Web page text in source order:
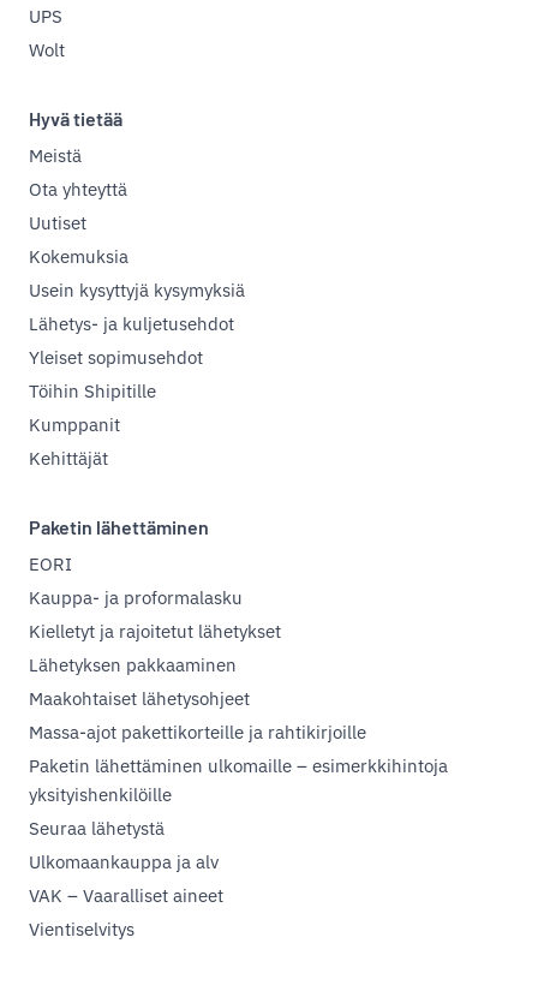
UPS
Wolt
Hyvä tietää
Meistä
Ota yhteyttä
Uutiset
Kokemuksia
Usein kysyttyjä kysymyksiä
Lähetys- ja kuljetusehdot
Yleiset sopimusehdot
Töihin Shipitille
Kumppanit
Kehittäjät
Paketin lähettäminen
EORI
Kauppa- ja proformalasku
Kielletyt ja rajoitetut lähetykset
Lähetyksen pakkaaminen
Maakohtaiset lähetysohjeet
Massa-ajot pakettikorteille ja rahtikirjoille
Paketin lähettäminen ulkomaille – esimerkkihintoja
yksityishenkilöille
Seuraa lähetystä
Ulkomaankauppa ja alv
VAK – Vaaralliset aineet
Vientiselvitys